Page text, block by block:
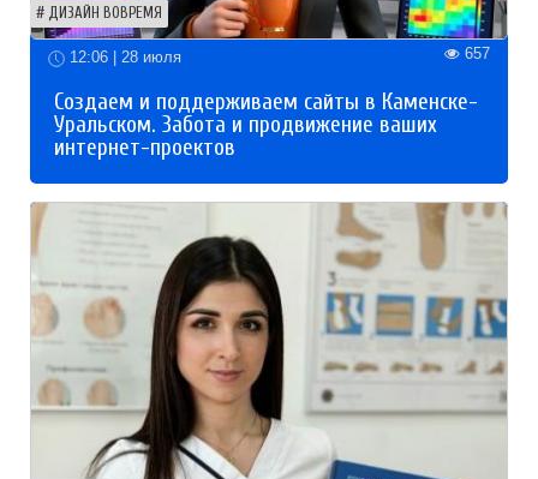
ДИЗАЙН ВОВРЕМЯ
12:06 | 28 июля 657
Создаем и поддерживаем сайты в Каменске-
Уральском. Забота и продвижение ваших
интернет-проектов